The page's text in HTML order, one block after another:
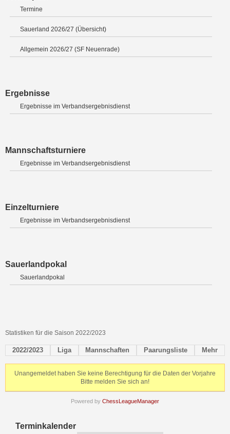
Termine
Sauerland 2026/27 (Übersicht)
Allgemein 2026/27 (SF Neuenrade)
Ergebnisse
Ergebnisse im Verbandsergebnisdienst
Mannschaftsturniere
Ergebnisse im Verbandsergebnisdienst
Einzelturniere
Ergebnisse im Verbandsergebnisdienst
Sauerlandpokal
Sauerlandpokal
Statistiken für die Saison 2022/2023
2022/2023 Liga Mannschaften Paarungsliste Mehr
Unangemeldet haben Sie keine Berechtigung für die Daten der Vorjahre
Bitte melden Sie sich an!
Powered by ChessLeagueManager
Terminkalender